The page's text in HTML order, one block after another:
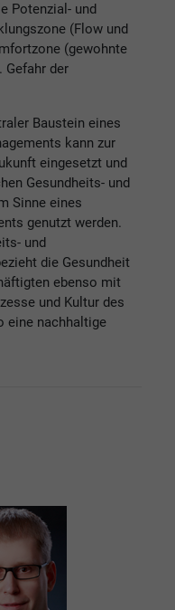
Potenzial- und
(Flow und
(gewohnte
Gefahr der
Baustein eines
kann zur
eingesetzt und
Gesundheits- und
Sinne eines
genutzt werden.
und
die Gesundheit
ebenso mit
und Kultur des
eine nachhaltige